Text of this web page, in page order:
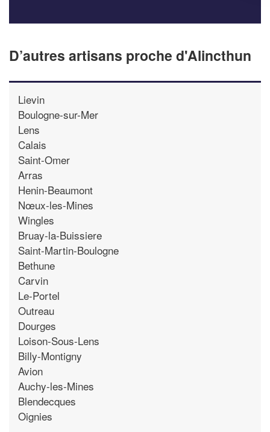
D’autres artisans proche d'Alincthun
Lievin
Boulogne-sur-Mer
Lens
Calais
Saint-Omer
Arras
Henin-Beaumont
Nœux-les-Mines
Wingles
Bruay-la-Buissiere
Saint-Martin-Boulogne
Bethune
Carvin
Le-Portel
Outreau
Dourges
Loison-Sous-Lens
Billy-Montigny
Avion
Auchy-les-Mines
Blendecques
Oignies